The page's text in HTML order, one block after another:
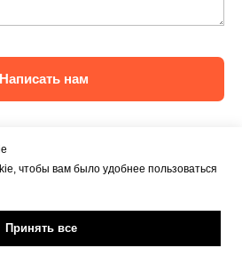
Написать нам
чтобы вам было удобнее пользоваться
Принять все